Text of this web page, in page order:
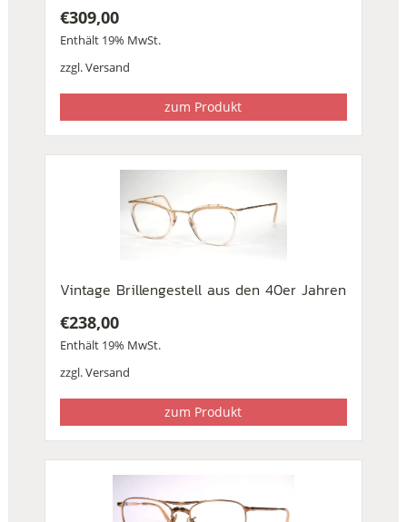
€309,00
Enthält 19% MwSt.
zzgl.Versand
zum Produkt
Vintage Brillengestell aus den 40er Jahren
€238,00
Enthält 19% MwSt.
zzgl.Versand
zum Produkt